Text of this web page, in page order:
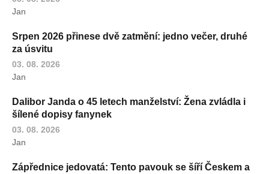
Jan
Srpen 2026 přinese dvě zatmění: jedno večer, druhé
za úsvitu
03. 08. 2026
Jan
Dalibor Janda o 45 letech manželství: Žena zvládla i
šílené dopisy fanynek
03. 08. 2026
Jan
Zápřednice jedovatá: Tento pavouk se šíří Českem a